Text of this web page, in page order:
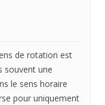
de rotation est
souvent une
le sens horaire
pour uniquement